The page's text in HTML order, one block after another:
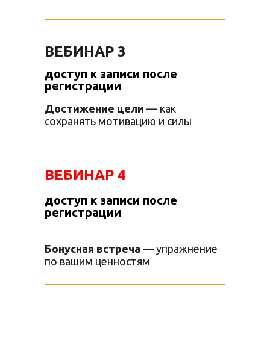
ВЕБИНАР 3
Достижение цели — как
сохранять мотивацию и силы
доступ к записи после
регистрации
ВЕБИНАР 4
доступ к записи после
регистрации
Бонусная встреча — упражнение
по вашим ценностям